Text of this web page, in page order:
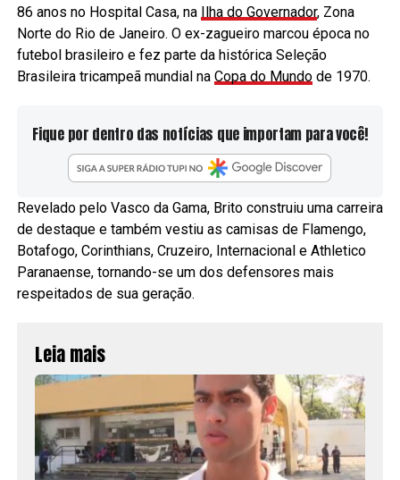
86 anos no Hospital Casa, na Ilha do Governador, Zona
Norte do Rio de Janeiro. O ex-zagueiro marcou época no
futebol brasileiro e fez parte da histórica Seleção
Brasileira tricampeã mundial na Copa do Mundode 1970.
Fique por dentro das notícias que importam para você!
Revelado pelo Vasco da Gama, Brito construiu uma carreira
de destaque e também vestiu as camisas de Flamengo,
Botafogo, Corinthians, Cruzeiro, Internacional e Athletico
Paranaense, tornando-se um dos defensores mais
respeitados de sua geração.
Leia mais